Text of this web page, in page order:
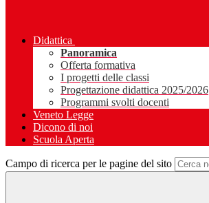
Didattica
Panoramica
Offerta formativa
I progetti delle classi
Progettazione didattica 2025/2026
Programmi svolti docenti
Veneto Legge
Dicono di noi
Scuola Aperta
Campo di ricerca per le pagine del sito